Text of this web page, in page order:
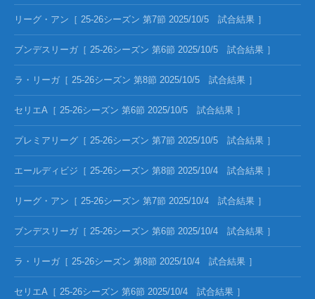
リーグ・アン［ 25-26シーズン 第7節 2025/10/5 試合結果 ］
ブンデスリーガ［ 25-26シーズン 第6節 2025/10/5 試合結果 ］
ラ・リーガ［ 25-26シーズン 第8節 2025/10/5 試合結果 ］
セリエA［ 25-26シーズン 第6節 2025/10/5 試合結果 ］
プレミアリーグ［ 25-26シーズン 第7節 2025/10/5 試合結果 ］
エールディビジ［ 25-26シーズン 第8節 2025/10/4 試合結果 ］
リーグ・アン［ 25-26シーズン 第7節 2025/10/4 試合結果 ］
ブンデスリーガ［ 25-26シーズン 第6節 2025/10/4 試合結果 ］
ラ・リーガ［ 25-26シーズン 第8節 2025/10/4 試合結果 ］
セリエA［ 25-26シーズン 第6節 2025/10/4 試合結果 ］